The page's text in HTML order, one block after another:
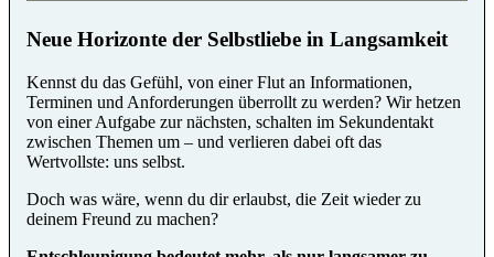
Neue Horizonte der Selbstliebe in Langsamkeit
Kennst du das Gefühl, von einer Flut an Informationen,
Terminen und Anforderungen überrollt zu werden? Wir hetzen
von einer Aufgabe zur nächsten, schalten im Sekundentakt
zwischen Themen um – und verlieren dabei oft das
Wertvollste: uns selbst.
Doch was wäre, wenn du dir erlaubst, die Zeit wieder zu
deinem Freund zu machen?